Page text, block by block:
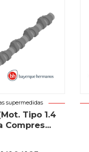
supermedidas
Tipo 1.4
Compres...